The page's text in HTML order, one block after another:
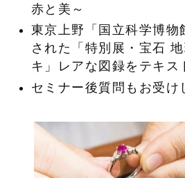
赤と美～
東京上野「国立科学博物
された「特別展・宝石
キ」レアな図録をテキス
セミナー後質問もお受け